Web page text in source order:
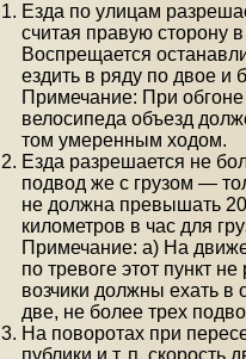
Езда по улицам
считая правую сторону
Воспрещается
ездить в ряду по двое и
Примечание: При
велосипеда объезд
том умеренным ходом.
Езда разрешается не
подвод же с грузом —
не должна превышать
километров в час для
Примечание: а) На
по тревоге этот пункт
возчики должны ехать
две, не более трех
На поворотах при